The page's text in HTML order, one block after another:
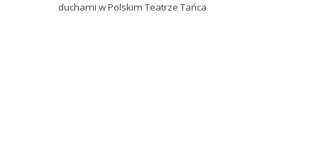
duchami w Polskim Teatrze Tańca